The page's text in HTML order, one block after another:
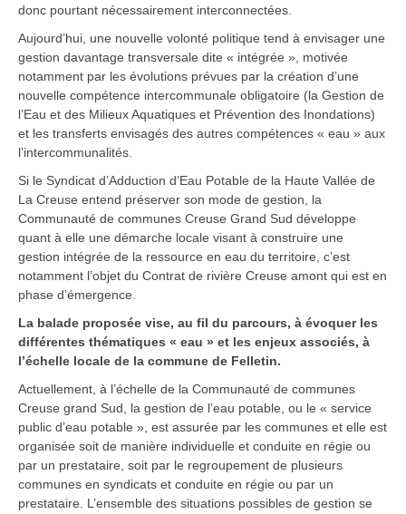
donc pourtant nécessairement interconnectées.
Aujourd’hui, une nouvelle volonté politique tend à envisager une
gestion davantage transversale dite « intégrée », motivée
notamment par les évolutions prévues par la création d’une
nouvelle compétence intercommunale obligatoire (la Gestion de
l’Eau et des Milieux Aquatiques et Prévention des Inondations)
et les transferts envisagés des autres compétences « eau » aux
l’intercommunalités.
Si le Syndicat d’Adduction d’Eau Potable de la Haute Vallée de
La Creuse entend préserver son mode de gestion, la
Communauté de communes Creuse Grand Sud développe
quant à elle une démarche locale visant à construire une
gestion intégrée de la ressource en eau du territoire, c’est
notamment l’objet du Contrat de rivière Creuse amont qui est en
phase d’émergence.
La balade proposée vise, au fil du parcours, à évoquer les
différentes thématiques « eau » et les enjeux associés, à
l’échelle locale de la commune de Felletin.
Actuellement, à l’échelle de la Communauté de communes
Creuse grand Sud, la gestion de l’eau potable, ou le « service
public d’eau potable », est assurée par les communes et elle est
organisée soit de manière individuelle et conduite en régie ou
par un prestataire, soit par le regroupement de plusieurs
communes en syndicats et conduite en régie ou par un
prestataire. L’ensemble des situations possibles de gestion se